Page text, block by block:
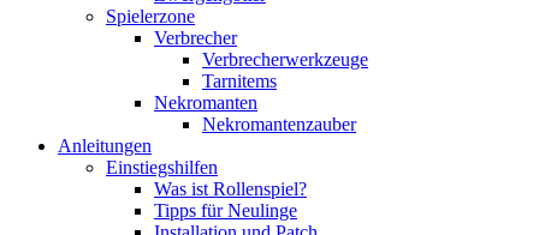
Spielerzone
Verbrecher
Verbrecherwerkzeuge
Tarnitems
Nekromanten
Nekromantenzauber
Anleitungen
Einstiegshilfen
Was ist Rollenspiel?
Tipps für Neulinge